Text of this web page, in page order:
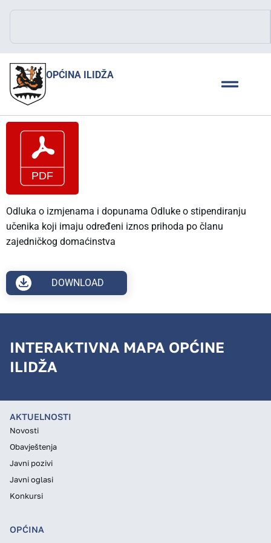
OPĆINA ILIDŽA
Odluka o izmjenama i dopunama Odluke o stipendiranju
učenika koji imaju određeni iznos prihoda po članu
zajedničkog domaćinstva
DOWNLOAD
INTERAKTIVNA MAPA OPĆINE
ILIDŽA
AKTUELNOSTI
Novosti
Obavještenja
Javni pozivi
Javni oglasi
Konkursi
OPĆINA